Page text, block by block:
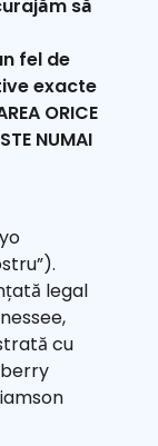
să
fel de
exacte
ORICE
NUMAI
legal
cu